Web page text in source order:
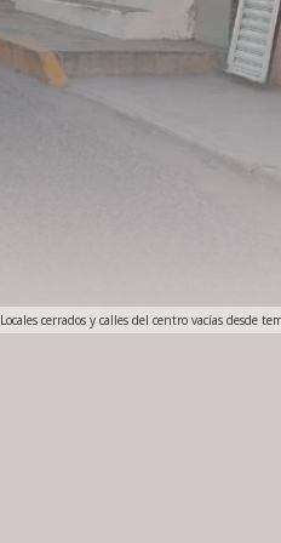
Locales cerrados y calles del centro vacías desde